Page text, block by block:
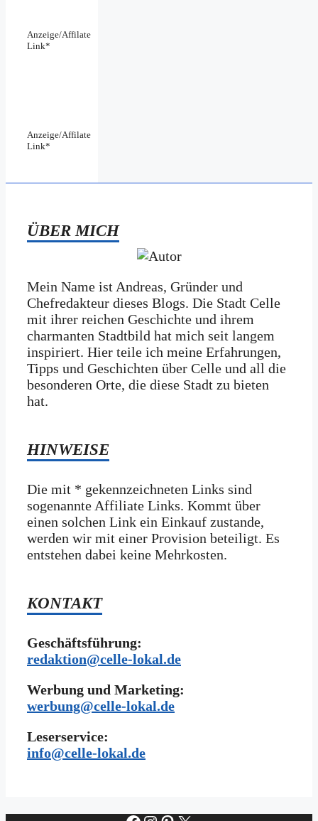
Anzeige/Affilate
Link*
Anzeige/Affilate
Link*
ÜBER MICH
Mein Name ist Andreas, Gründer und
Chefredakteur dieses Blogs. Die Stadt Celle
mit ihrer reichen Geschichte und ihrem
charmanten Stadtbild hat mich seit langem
inspiriert. Hier teile ich meine Erfahrungen,
Tipps und Geschichten über Celle und all die
besonderen Orte, die diese Stadt zu bieten
hat.
HINWEISE
Die mit * gekennzeichneten Links sind
sogenannte Affiliate Links. Kommt über
einen solchen Link ein Einkauf zustande,
werden wir mit­ einer Provision beteiligt. Es
entstehen dabei keine Mehrkosten.
KONTAKT
Geschäftsführung:
redaktion@celle-lokal.de
Werbung und Marketing:
werbung@celle-lokal.de
Leserservice:
info@celle-lokal.de